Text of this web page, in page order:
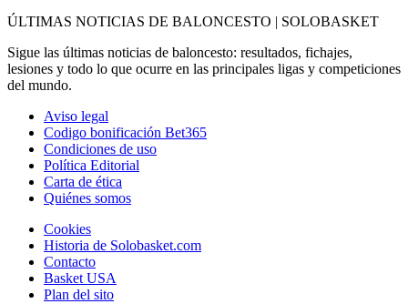
ÚLTIMAS NOTICIAS DE BALONCESTO | SOLOBASKET
Sigue las últimas noticias de baloncesto: resultados, fichajes,
lesiones y todo lo que ocurre en las principales ligas y competiciones
del mundo.
Aviso legal
Codigo bonificación Bet365
Condiciones de uso
Política Editorial
Carta de ética
Quiénes somos
Cookies
Historia de Solobasket.com
Contacto
Basket USA
Plan del sito